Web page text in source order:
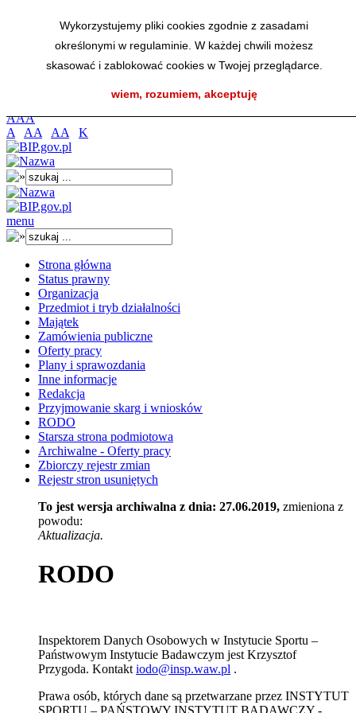
Wykorzystujemy pliki cookies zgodnie z zasadami
określonymi w regulaminie. W każdej chwili możesz
skasować i zablokować cookies w Twojej przeglądarce.
wiem, rozumiem, akceptuję
Przejdź do menu głównego
Przejdź do menu dolnego
Przejdź do mapy strony
Przejdź do wyszukiwarki
AAA
A
AA AA K
menu
Strona główna
Status prawny
Organizacja
Przedmiot i tryb działalności
Majątek
Zamówienia publiczne
Oferty pracy
Plany i sprawozdania
Inne informacje
Redakcja
Przyjmowanie skarg i wniosków
RODO
Starsza strona podmiotowa
Archiwalne - Oferty pracy
Zbiorczy rejestr zmian
Rejestr stron usuniętych
To jest wersja archiwalna z dnia: 27.06.2019, zmieniona z
powodu:
Aktualizacja.
RODO
Inspektorem Danych Osobowych w Instytucie Sportu –
Państwowym Instytucie Badawczym jest Krzysztof
Przygoda. Kontakt iodo@insp.waw.pl .
Prawa osób, których dane są przetwarzane przez INSTYTUT
SPORTU – PAŃSTOWY INSTYTUT BADAWCZY -